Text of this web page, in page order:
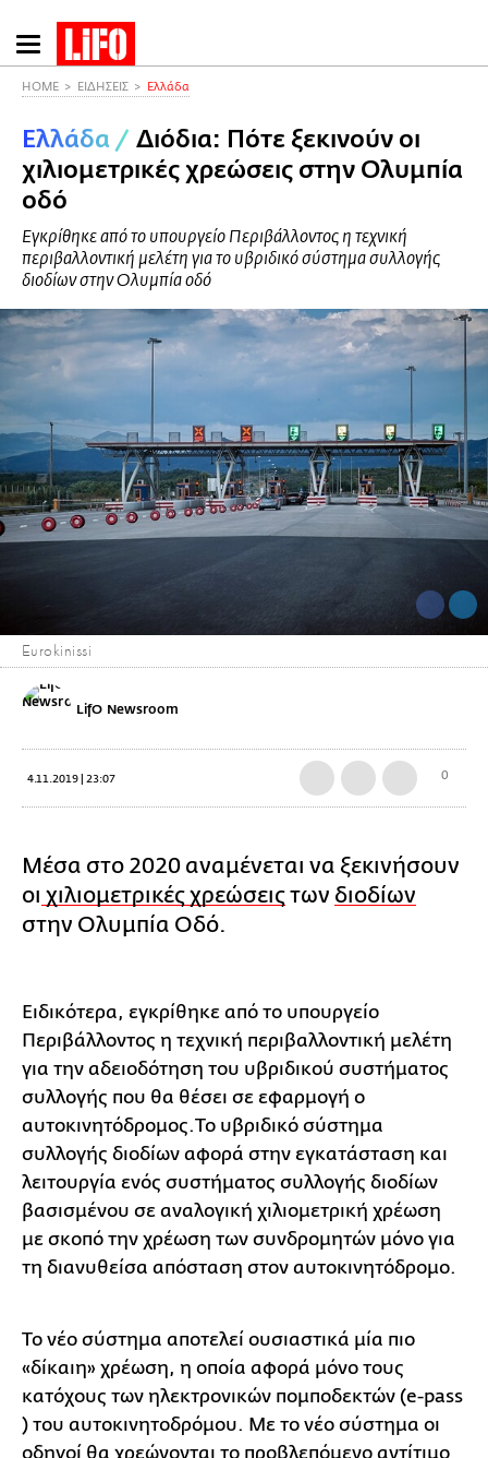
Παράκαμψη
προς
περιεχόμενο
HOME ΕΙΔΗΣΕΙΣ Ελλάδα
Ελλάδα / Διόδια: Πότε ξεκινούν οι
χιλιομετρικές χρεώσεις στην Ολυμπία
οδό
Εγκρίθηκε από το υπουργείο Περιβάλλοντος η τεχνική
περιβαλλοντική μελέτη για το υβριδικό σύστημα συλλογής
διοδίων στην Ολυμπία οδό
Eurokinissi
LifO Newsroom
4.11.2019 | 23:07 0
Μέσα στο 2020 αναμένεται να ξεκινήσουν
οι χιλιομετρικές χρεώσειςτων διοδίων
στην Ολυμπία Οδό.
Ειδικότερα, εγκρίθηκε από το υπουργείο
Περιβάλλοντος η τεχνική περιβαλλοντική μελέτη
για την αδειοδότηση του υβριδικού συστήματος
συλλογής που θα θέσει σε εφαρμογή ο
αυτοκινητόδρομος.Το υβριδικό σύστημα
συλλογής διοδίων αφορά στην εγκατάσταση και
λειτουργία ενός συστήματος συλλογής διοδίων
βασισμένου σε αναλογική χιλιομετρική χρέωση
με σκοπό την χρέωση των συνδρομητών μόνο για
τη διανυθείσα απόσταση στον αυτοκινητόδρομο.
Το νέο σύστημα αποτελεί ουσιαστικά μία πιο
«δίκαιη» χρέωση, η οποία αφορά μόνο τους
κατόχους των ηλεκτρονικών πομποδεκτών (e-pass
) του αυτοκινητοδρόμου. Με το νέο σύστημα οι
οδηγοί θα χρεώνονται το προβλεπόμενο αντίτιμο